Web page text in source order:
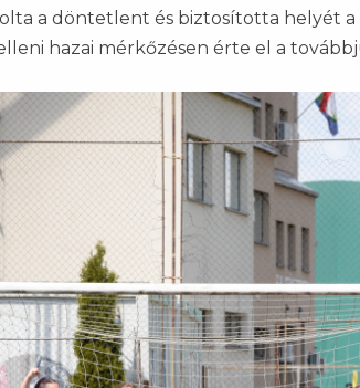
a döntetlent és biztosította helyét
hazai mérkőzésen érte el a